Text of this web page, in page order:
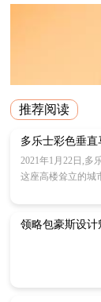
推荐阅读
多乐士彩色垂直
2021年1月22日,多
这座高楼耸立的城
领略包豪斯设计